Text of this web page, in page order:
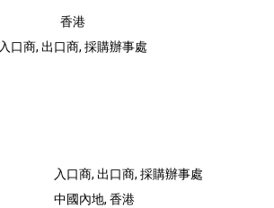
香港
入口商, 出口商, 採購辦事處
入口商, 出口商, 採購辦事處
中國內地, 香港